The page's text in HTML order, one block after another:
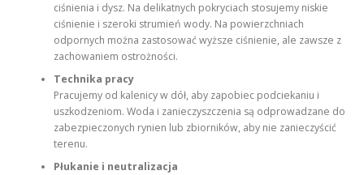
ciśnienia i dysz. Na delikatnych pokryciach stosujemy niskie
ciśnienie i szeroki strumień wody. Na powierzchniach
odpornych można zastosować wyższe ciśnienie, ale zawsze z
zachowaniem ostrożności.
Technika pracy
Pracujemy od kalenicy w dół, aby zapobiec podciekaniu i
uszkodzeniom. Woda i zanieczyszczenia są odprowadzane do
zabezpieczonych rynien lub zbiorników, aby nie zanieczyścić
terenu.
Płukanie i neutralizacja